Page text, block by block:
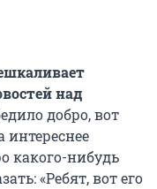
над
добро, вот
интереснее
какого-нибудь
«Ребят, вот его